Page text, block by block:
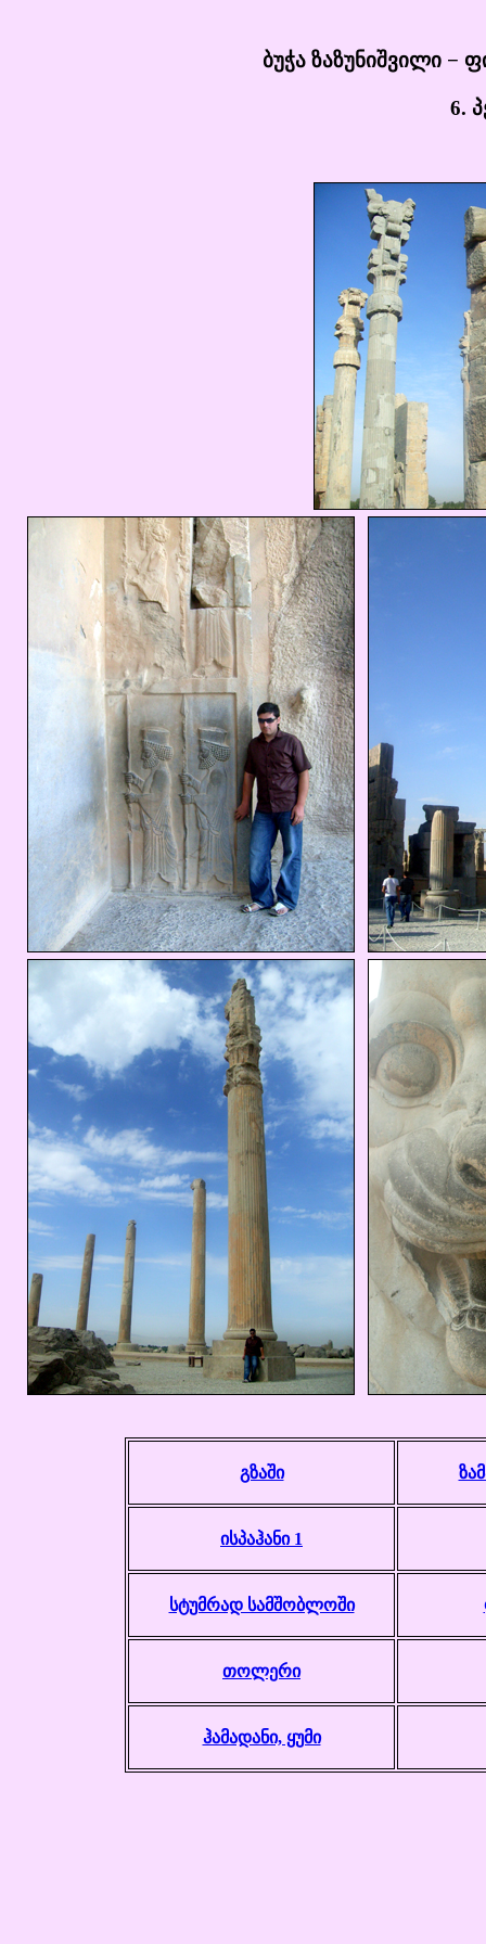
ბუჭა ზაზუნიშვილი −
6.
გზაში
ისპაჰანი 1
სტუმრად სამშობლოში
თოლერი
ჰამადანი, ყუმი